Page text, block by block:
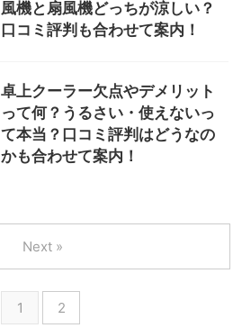
いけないって本当？やめたほう
がいい理由は？効果ない？デメ
無印良品家電セット口コミ評判
や無印買ってはいけない家電や
山善家電は壊れやすいって本
コミ評判も合わせて案内中！